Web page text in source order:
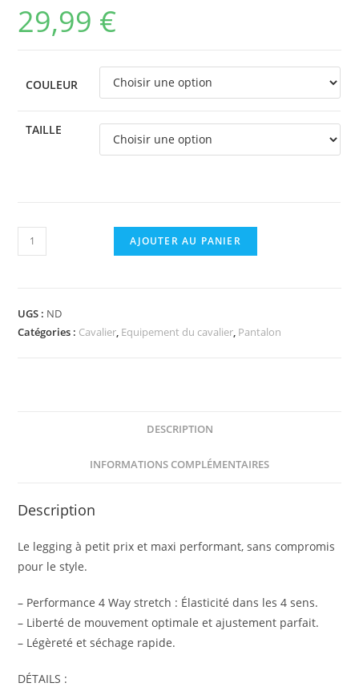
29,99 €
COULEUR
TAILLE
quantité
de
WORLD
-
AJOUTER AU PANIER
UGS : ND
Catégories : Cavalier Equipement du cavalier Pantalon
DESCRIPTION
INFORMATIONS COMPLÉMENTAIRES
Description
Le legging à petit prix et maxi performant, sans compromis
pour le style.
– Performance 4 Way stretch : Élasticité dans les 4 sens.
– Liberté de mouvement optimale et ajustement parfait.
– Légèreté et séchage rapide.
DÉTAILS :